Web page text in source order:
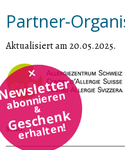
abonnieren
&
Geschenk
erhalten!
Partner-
Aktualisiert am 20.05.2025.
sind.